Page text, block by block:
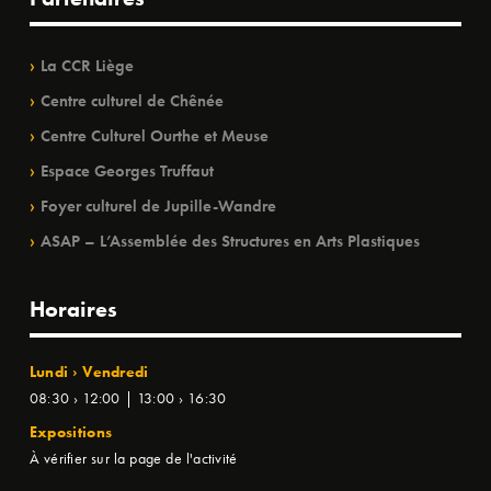
La CCR Liège
Centre culturel de Chênée
Centre Culturel Ourthe et Meuse
Espace Georges Truffaut
Foyer culturel de Jupille-Wandre
ASAP – L’Assemblée des Structures en Arts Plastiques
Horaires
Lundi › Vendredi
08:30 › 12:00 | 13:00 › 16:30
Expositions
À vérifier sur la page de l'activité